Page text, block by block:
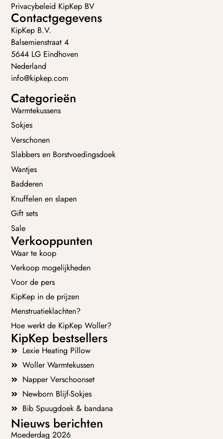
Privacybeleid KipKep BV
Contactgegevens
KipKep B.V.
Balsemienstraat 4
5644 LG Eindhoven
Nederland
info@kipkep.com
Categorieën
Warmtekussens
Sokjes
Verschonen
Slabbers en Borstvoedingsdoek
Wantjes
Badderen
Knuffelen en slapen
Gift sets
Sale
Verkooppunten
Waar te koop
Verkoop mogelijkheden
Voor de pers
KipKep in de prijzen
Menstruatieklachten?
Hoe werkt de KipKep Woller?
KipKep bestsellers
Lexie Heating Pillow
Woller Warmtekussen
Napper Verschoonset
Newborn Blijf-Sokjes
Bib Spuugdoek & bandana
Nieuws berichten
Moederdag 2026